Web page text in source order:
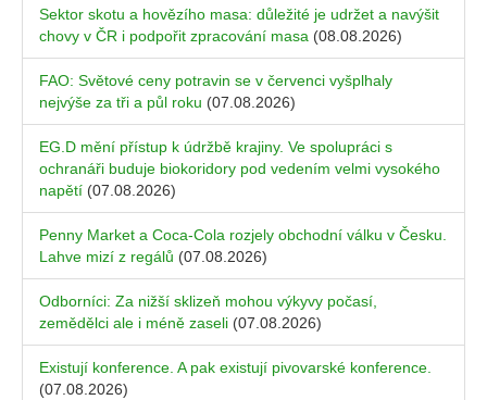
Sektor skotu a hovězího masa: důležité je udržet a navýšit
chovy v ČR i podpořit zpracování masa (08.08.2026)
FAO: Světové ceny potravin se v červenci vyšplhaly
nejvýše za tři a půl roku (07.08.2026)
EG.D mění přístup k údržbě krajiny. Ve spolupráci s
ochranáři buduje biokoridory pod vedením velmi vysokého
napětí (07.08.2026)
Penny Market a Coca-Cola rozjely obchodní válku v Česku.
Lahve mizí z regálů (07.08.2026)
Odborníci: Za nižší sklizeň mohou výkyvy počasí,
zemědělci ale i méně zaseli (07.08.2026)
Existují konference. A pak existují pivovarské konference.
(07.08.2026)